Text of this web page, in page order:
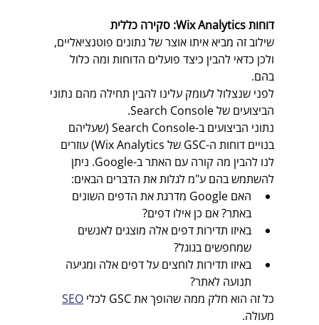
דוחות Wix Analytics: סקירה כללית
שילוב זה מביא איתו אוצר של נתונים פוטנציאליים,
ולכן כדאי להבין כיצד פועלים הדוחות ומה כלול
בהם.
לפני שנצלול לעומק עלינו להבין תחילה מהם נתוני
הביצועים של Search Console.
נתוני הביצועים ב-Search Console (שעליהם
בנויים דוחות ה-GSC של Wix Analytics) עוזרים
לנו להבין מה קורה עם האתר ב-Google. ניתן
להשתמש בהם ע"מ לגלות את הדברים הבאים:
האם Google מדרגת את הדפים השונים
באתר? אם כן אילו דפים?
באיזו תדירות דפים אלה מוצגים לאנשים
שמחפשים בגוגל?
באיזו תדירות לוחצים על דפים אלה ומגיעה
תנועה לאתר?
כל זה הוא חלק ממה שהופך את GSC לכלי
SEO
מעולה.